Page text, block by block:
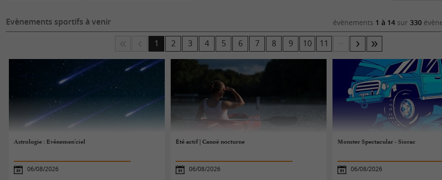
Evènements sportifs à venir évènements 1 à 14 sur 330
1 2 3 4 5 6 7 8 9 10 11
Astrologie : Evénemen'ciel
06/08/2026
Été actif | Canoë nocturne
06/08/2026
Monster Spectacular - Siorac
06/08/2026